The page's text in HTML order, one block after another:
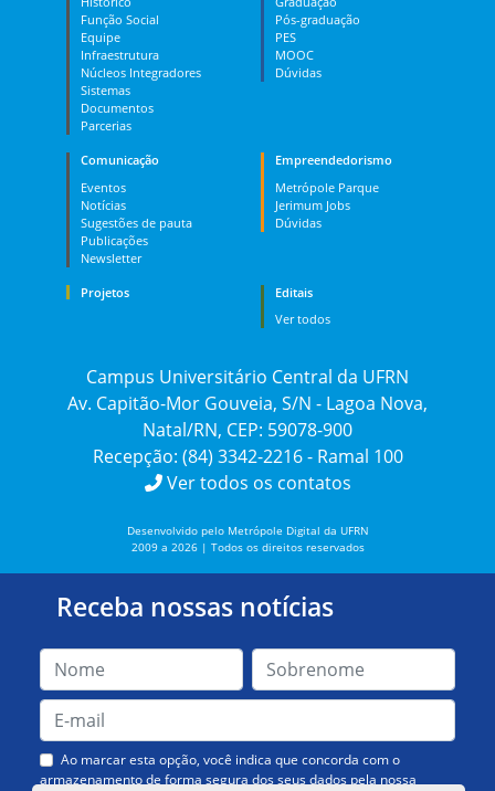
Função Social
Equipe
Infraestrutura
Núcleos Integradores
Sistemas
Documentos
Parcerias
Pós-graduação
PES
MOOC
Dúvidas
Comunicação
Eventos
Notícias
Sugestões de pauta
Publicações
Newsletter
Empreendedorismo
Metrópole Parque
Jerimum Jobs
Dúvidas
Projetos
Editais
Ver todos
Campus Universitário Central da UFRN
Av. Capitão-Mor Gouveia, S/N - Lagoa Nova,
Natal/RN, CEP: 59078-900
Recepção: (84) 3342-2216 - Ramal 100
Ver todos os contatos
Desenvolvido pelo Metrópole Digital da UFRN
2009 a 2026 | Todos os direitos reservados
Receba nossas notícias
Ao marcar esta opção, você indica que concorda com o
armazenamento de forma segura dos seus dados pela nossa